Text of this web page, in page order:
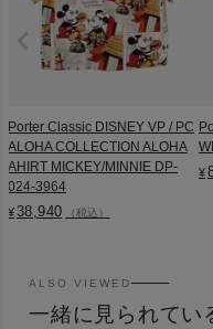
Porter Classic DISNEY VP / PC
ALOHA COLLECTION ALOHA
AHIRT MICKEY/MINNIE DP-
024-3964
¥ 38,940 （税込）
¥
ALSO VIEWED
一緒に見られてい